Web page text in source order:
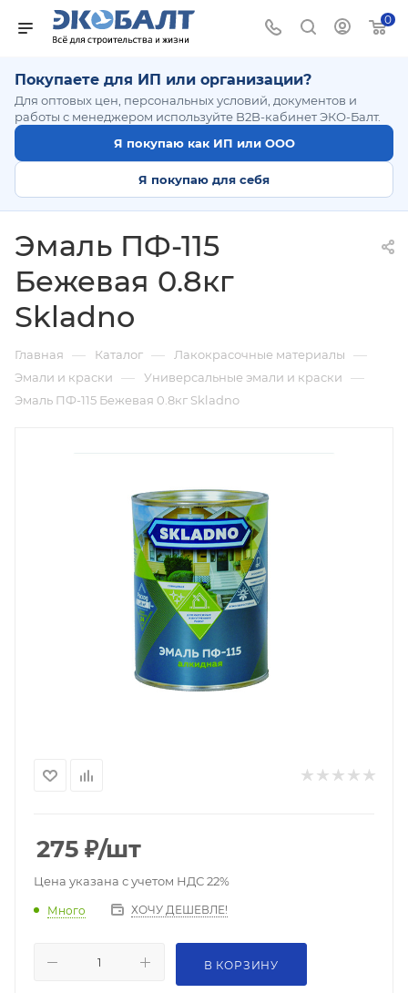
0
Покупаете для ИП или организации?
Для оптовых цен, персональных условий, документов и
работы с менеджером используйте B2B-кабинет ЭКО-Балт.
Я покупаю как ИП или ООО
Я покупаю для себя
Эмаль ПФ-115
Бежевая 0.8кг
Skladno
Главная — Каталог — Лакокрасочные материалы —
Эмали и краски — Универсальные эмали и краски —
Эмаль ПФ-115 Бежевая 0.8кг Skladno
275 ₽/шт
Цена указана с учетом НДС 22%
Много ХОЧУ ДЕШЕВЛЕ!
В КОРЗИНУ